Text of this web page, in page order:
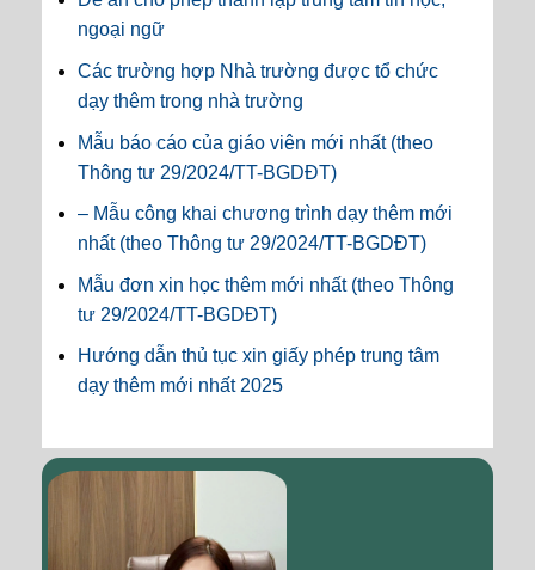
ngoại ngữ
Các trường hợp Nhà trường được tổ chức
dạy thêm trong nhà trường
Mẫu báo cáo của giáo viên mới nhất (theo
Thông tư 29/2024/TT-BGDĐT)
– Mẫu công khai chương trình dạy thêm mới
nhất (theo Thông tư 29/2024/TT-BGDĐT)
Mẫu đơn xin học thêm mới nhất (theo Thông
tư 29/2024/TT-BGDĐT)
Hướng dẫn thủ tục xin giấy phép trung tâm
dạy thêm mới nhất 2025